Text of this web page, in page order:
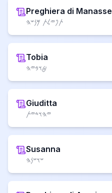
Preghiera di Manasse
𐤕𐤐𐤉𐤋𐤕 𐤌𐤍𐤔𐤄
Tobia
𐤈𐤅𐤁𐤉𐤄
Giuditta
𐤉𐤄𐤅𐤃𐤉𐤕
Susanna
𐤔𐤅𐤔𐤍𐤄